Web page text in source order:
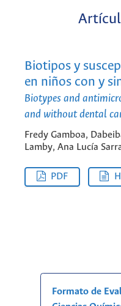
Biotipos y
en niños con y
Biotypes and
and without dental
Fredy Gamboa,
Lamby, Ana Lucía
PDF
Formato de